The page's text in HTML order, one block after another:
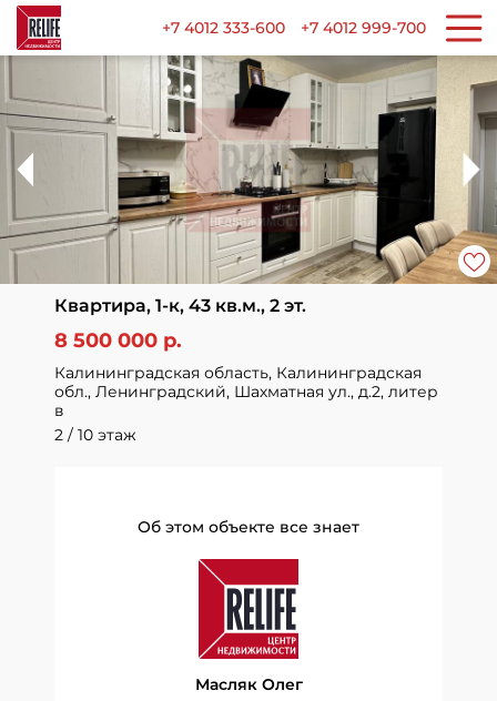
+7 4012 333-600 +7 4012 999-700
Квартира, 1-к, 43 кв.м., 2 эт.
8 500 000 р.
Калининградская область, Калининградская
обл., Ленинградский, Шахматная ул., д.2, литер
в
2 / 10 этаж
Об этом объекте все знает
Масляк Олег